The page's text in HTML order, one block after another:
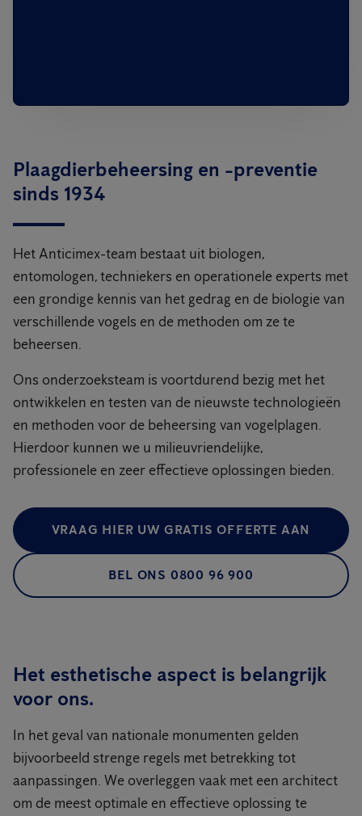
Plaagdierbeheersing en -preventie
sinds 1934
Het Anticimex-team bestaat uit biologen,
entomologen, techniekers en operationele experts met
een grondige kennis van het gedrag en de biologie van
verschillende vogels en de methoden om ze te
beheersen.
Ons onderzoeksteam is voortdurend bezig met het
ontwikkelen en testen van de nieuwste technologieën
en methoden voor de beheersing van vogelplagen.
Hierdoor kunnen we u milieuvriendelijke,
professionele en zeer effectieve oplossingen bieden.
VRAAG HIER UW GRATIS OFFERTE AAN
BEL ONS 0800 96 900
Het esthetische aspect is belangrijk
voor ons.
In het geval van nationale monumenten gelden
bijvoorbeeld strenge regels met betrekking tot
aanpassingen. We overleggen vaak met een architect
om de meest optimale en effectieve oplossing te